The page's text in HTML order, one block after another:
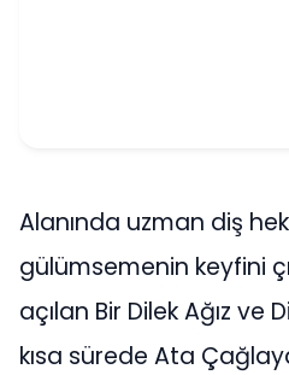
Alanında uzman diş
gülümsemenin keyfini
açılan Bir Dilek Ağız ve
kısa sürede Ata